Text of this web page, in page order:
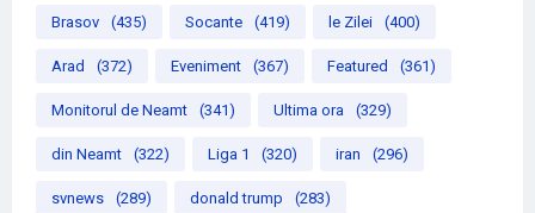
Brasov (435) Socante (419) le Zilei (400)
Arad (372) Eveniment (367) Featured (361)
Monitorul de Neamt (341) Ultima ora (329)
din Neamt (322) Liga 1 (320) iran (296)
svnews (289) donald trump (283)